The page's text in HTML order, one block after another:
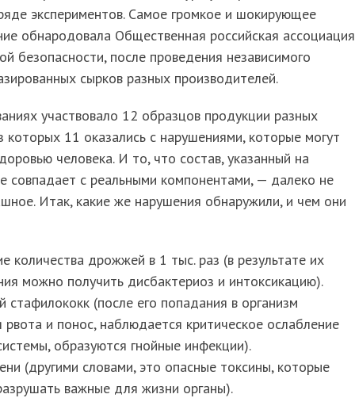
экспериментов. Самое громкое и шокирующее
обнародовала Общественная российская ассоциация
безопасности, после проведения независимого
сырков разных производителей.
участвовало 12 образцов продукции разных
которых 11 оказались с нарушениями, которые могут
человека. И то, что состав, указанный на
совпадает с реальными компонентами, — далеко не
Итак, какие же нарушения обнаружили, и чем они
количества дрожжей в 1 тыс. раз (в результате их
можно получить дисбактериоз и интоксикацию).
стафилококк (после его попадания в организм
рвота и понос, наблюдается критическое ослабление
образуются гнойные инфекции).
(другими словами, это опасные токсины, которые
важные для жизни органы).